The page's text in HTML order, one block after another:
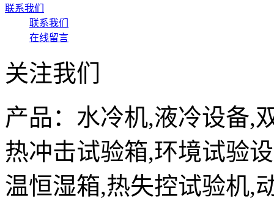
联系我们
联系我们
在线留言
关注我们
产品：水冷机,液冷设备,
热冲击试验箱,环境试验
温恒湿箱,热失控试验机,